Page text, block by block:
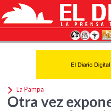
La Pampa
Otra vez